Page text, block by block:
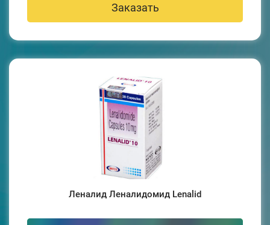
Заказать
Леналид Леналидомид Lenalid